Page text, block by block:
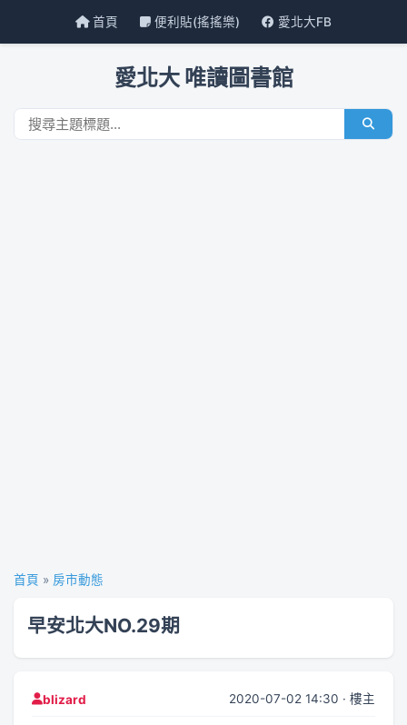
首頁 便利貼(搖搖樂) 愛北大FB
愛北大 唯讀圖書館
首頁 » 房市動態
早安北大NO.29期
blizard 2020-07-02 14:30 · 樓主